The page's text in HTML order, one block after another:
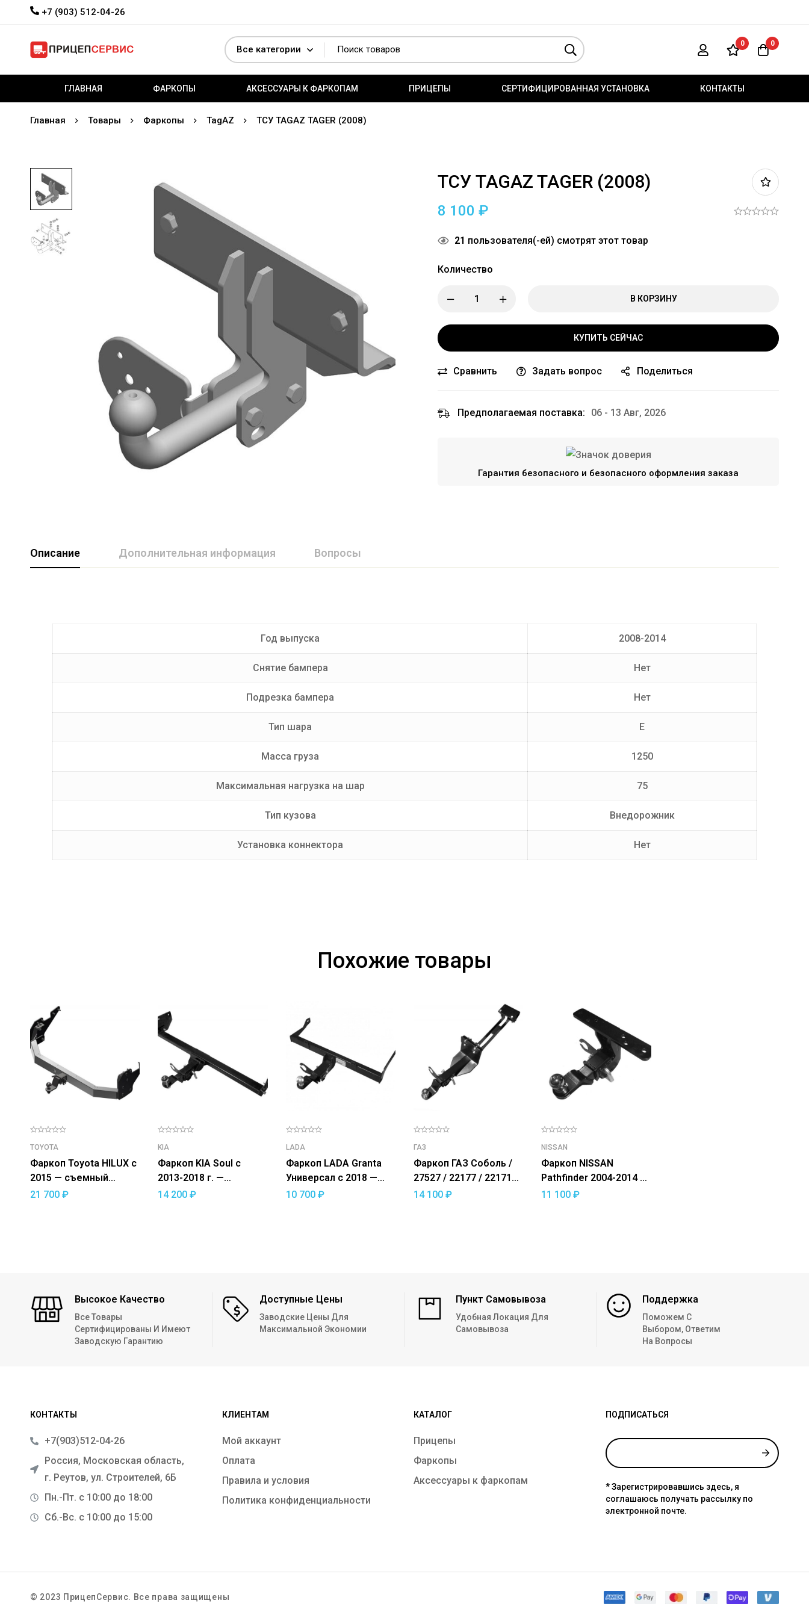
+7 (903) 512-04-26
0 0
ГЛАВНАЯ ФАРКОПЫ АКСЕССУАРЫ К ФАРКОПАМ ПРИЦЕПЫ СЕРТИФИЦИРОВАННАЯ УСТАНОВКА КОНТАКТЫ
Главная Товары Фаркопы TagAZ ТСУ TAGAZ TAGER (2008)
ТСУ TAGAZ TAGER (2008)
8 100 ₽
21 пользователя(-ей) смотрят этот товар
Количество
В КОРЗИНУ
КУПИТЬ СЕЙЧАС
Сравнить Задать вопрос Поделиться
Предполагаемая поставка: 06 - 13 Авг, 2026
Гарантия безопасного и безопасного оформления заказа
Описание Дополнительная информация Вопросы
Год выпуска 2008-2014
Снятие бампера Нет
Подрезка бампера Нет
Тип шара E
Масса груза 1250
Максимальная нагрузка на шар 75
Тип кузова Внедорожник
Установка коннектора Нет
Производитель
Похожие товары
TOYOTA
Фаркоп Toyota HILUX с
2015 — съемный
квадрат
21 700 ₽
KIA
Фаркоп KIA Soul с
2013-2018 г. —
съемный квадрат
14 200₽
LADA
Фаркоп LADA Granta
Универсал с 2018 —
/Cross с 2018 —
10 700 ₽
ГАЗ
Фаркоп ГАЗ Соболь /
27527 / 22177 / 221717
— съемный квадрат
14 100 ₽
NISSAN
Фаркоп NISSAN
Pathfinder 2004-2014 —
съемный квадрат
11 100₽
Высокое Качество
Все Товары
Сертифицированы И Имеют
Заводскую Гарантию
Доступные Цены
Заводские Цены Для
Максимальной Экономии
Пункт Самовывоза
Удобная Локация Для
Самовывоза
Поддержка
Поможем С
Выбором, Ответим
На Вопросы
КОНТАКТЫ
+7(903)512-04-26
Россия, Московская область,
г. Реутов, ул. Строителей, 6Б
Пн.-Пт. с 10:00 до 18:00
Сб.-Вс. с 10:00 до 15:00
КЛИЕНТАМ
Мой аккаунт
Оплата
Правила и условия
Политика конфиденциальности
КАТАЛОГ
Прицепы
Фаркопы
Аксессуары к фаркопам
ПОДПИСАТЬСЯ
* Зарегистрировавшись здесь, я
соглашаюсь получать рассылку по
электронной почте.
© 2023 ПрицепСервис. Все права защищены